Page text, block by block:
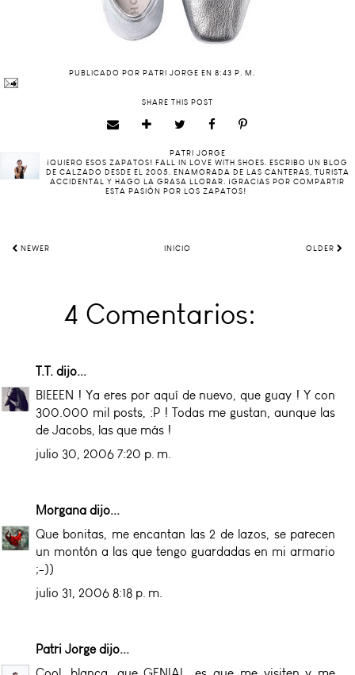
PUBLICADO POR PATRI JORGE EN 8:43 P. M.
SHARE THIS POST
PATRI JORGE
¡QUIERO ESOS ZAPATOS! FALL IN LOVE WITH SHOES. ESCRIBO UN BLOG
DE CALZADO DESDE EL 2005. ENAMORADA DE LAS CANTERAS, TURISTA
ACCIDENTAL Y HAGO LA GRASA LLORAR. ¡GRACIAS POR COMPARTIR
ESTA PASIÓN POR LOS ZAPATOS!
NEWER INICIO OLDER
4 Comentarios:
T.T. dijo...
BIEEEN ! Ya eres por aquí de nuevo, que guay ! Y con
300.000 mil posts, :P ! Todas me gustan, aunque las
de Jacobs, las que más !
julio 30, 2006 7:20 p. m.
Morgana dijo...
Que bonitas, me encantan las 2 de lazos, se parecen
un montón a las que tengo guardadas en mi armario
;-))
julio 31, 2006 8:18 p. m.
Patri Jorgedijo...